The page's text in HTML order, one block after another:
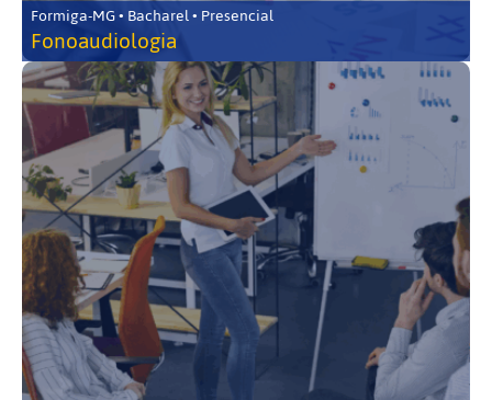
Formiga-MG • Bacharel • Presencial
Fonoaudiologia